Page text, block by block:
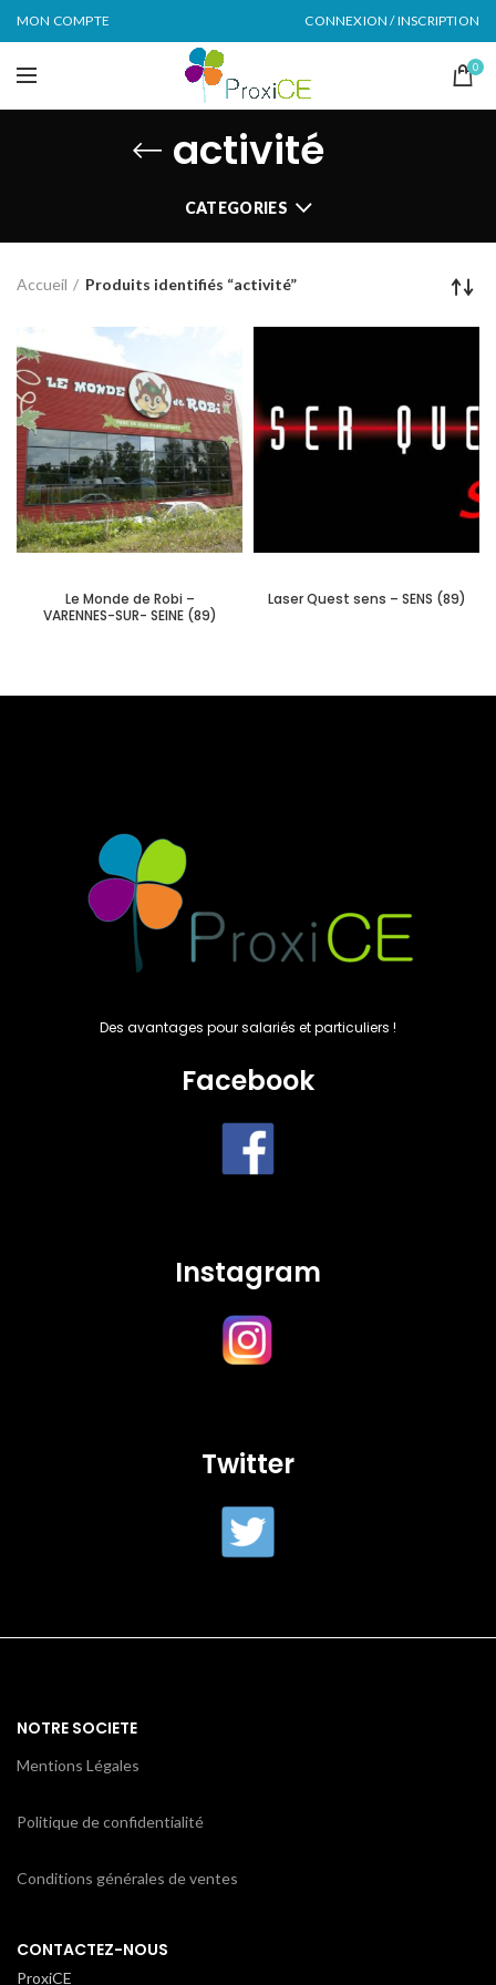
MON COMPTE CONNEXION / INSCRIPTION
0
activité
CATEGORIES
Accueil Produits identifiés “activité”
Le Monde de Robi –
VARENNES-SUR- SEINE (89)
Laser Quest sens – SENS (89)
Des avantages pour salariés et particuliers !
Facebook
Instagram
Twitter
NOTRE SOCIETE
Mentions Légales
Politique de confidentialité
Conditions générales de ventes
CONTACTEZ-NOUS
ProxiCE